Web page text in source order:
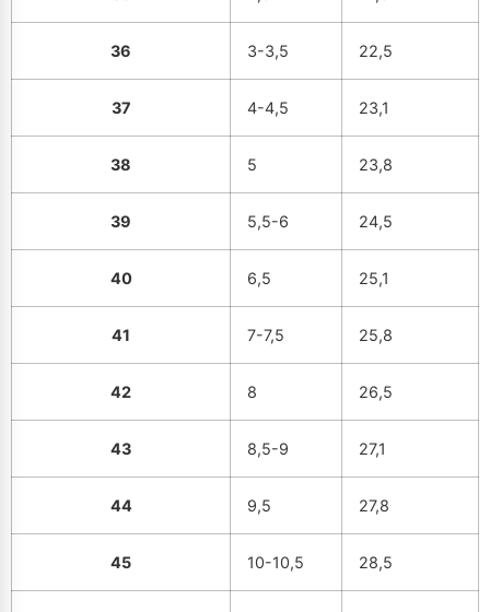
36 3-3,5 22,5
37 4-4,5 23,1
38 5 23,8
39 5,5-6 24,5
40 6,5 25,1
41 7-7,5 25,8
42 8 26,5
43 8,5-9 27,1
44 9,5 27,8
45 10-10,5 28,5